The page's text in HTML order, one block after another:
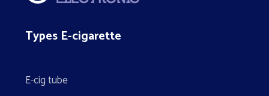
Types E-cigarette
E-cig tube